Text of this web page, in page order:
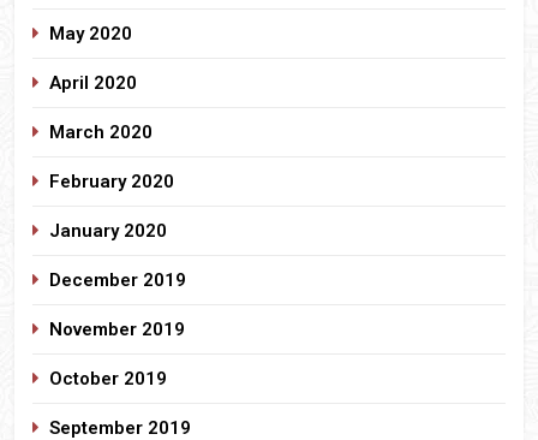
May 2020
April 2020
March 2020
February 2020
January 2020
December 2019
November 2019
October 2019
September 2019